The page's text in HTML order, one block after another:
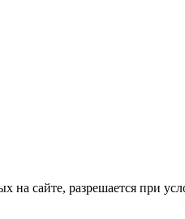
сайте, разрешается при